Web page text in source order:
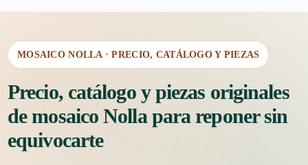
MOSAICO NOLLA · PRECIO, CATÁLOGO Y PIEZAS
Precio, catálogo y piezas originales
de mosaico Nolla para reponer sin
equivocarte